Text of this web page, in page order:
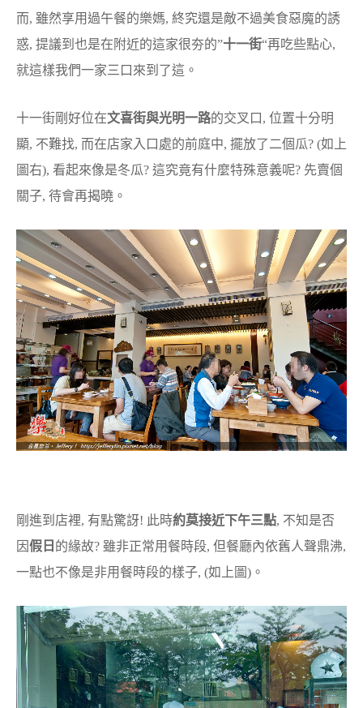
而, 雖然享用過午餐的樂媽, 終究還是敵不過美食惡魔的誘
惑, 提議到也是在附近的這家很夯的”十一街“再吃些點心,
就這樣我們一家三口來到了這。
十一街剛好位在文喜街與光明一路的交叉口, 位置十分明
顯, 不難找, 而在店家入口處的前庭中, 擺放了二個瓜? (如上
圖右), 看起來像是冬瓜? 這究竟有什麼特殊意義呢? 先賣個
關子, 待會再揭曉。
剛進到店裡, 有點驚訝! 此時約莫接近下午三點, 不知是否
因假日 的緣故? 雖非正常用餐時段, 但餐廳內依舊人聲鼎沸,
一點也不像是非用餐時段的樣子, (如上圖)。